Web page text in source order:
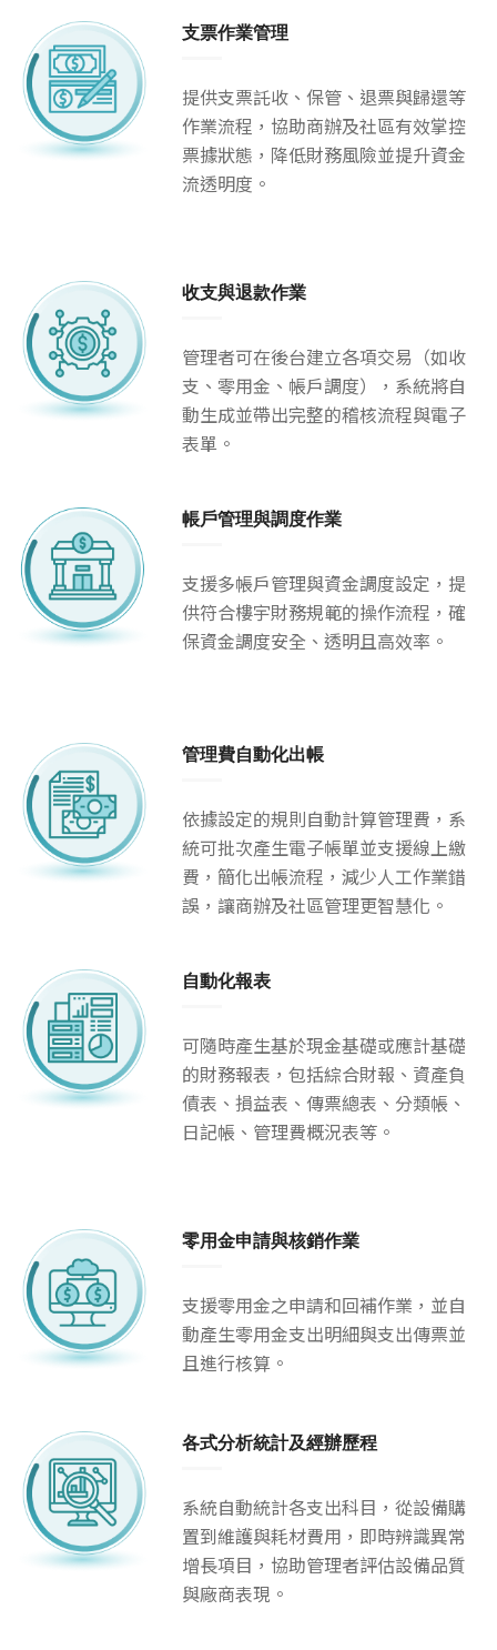
支票作業管理
提供支票託收、保管、退票與歸還等
作業流程，協助商辦及社區有效掌控
票據狀態，降低財務風險並提升資金
流透明度。
收支與退款作業
管理者可在後台建立各項交易（如收
支、零用金、帳戶調度），系統將自
動生成並帶出完整的稽核流程與電子
表單。
帳戶管理與調度作業
支援多帳戶管理與資金調度設定，提
供符合樓宇財務規範的操作流程，確
保資金調度安全、透明且高效率。
管理費自動化出帳
依據設定的規則自動計算管理費，系
統可批次產生電子帳單並支援線上繳
費，簡化出帳流程，減少人工作業錯
誤，讓商辦及社區管理更智慧化。
自動化報表
可隨時產生基於現金基礎或應計基礎
的財務報表，包括綜合財報、資產負
債表、損益表、傳票總表、分類帳、
日記帳、管理費概況表等。
零用金申請與核銷作業
支援零用金之申請和回補作業，並自
動產生零用金支出明細與支出傳票並
且進行核算。
各式分析統計及經辦歷程
系統自動統計各支出科目，從設備購
置到維護與耗材費用，即時辨識異常
增長項目，協助管理者評估設備品質
與廠商表現。